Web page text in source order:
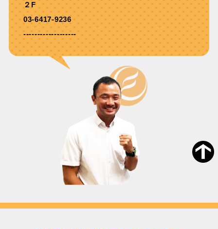
２F
03-6417-9236
-------------------